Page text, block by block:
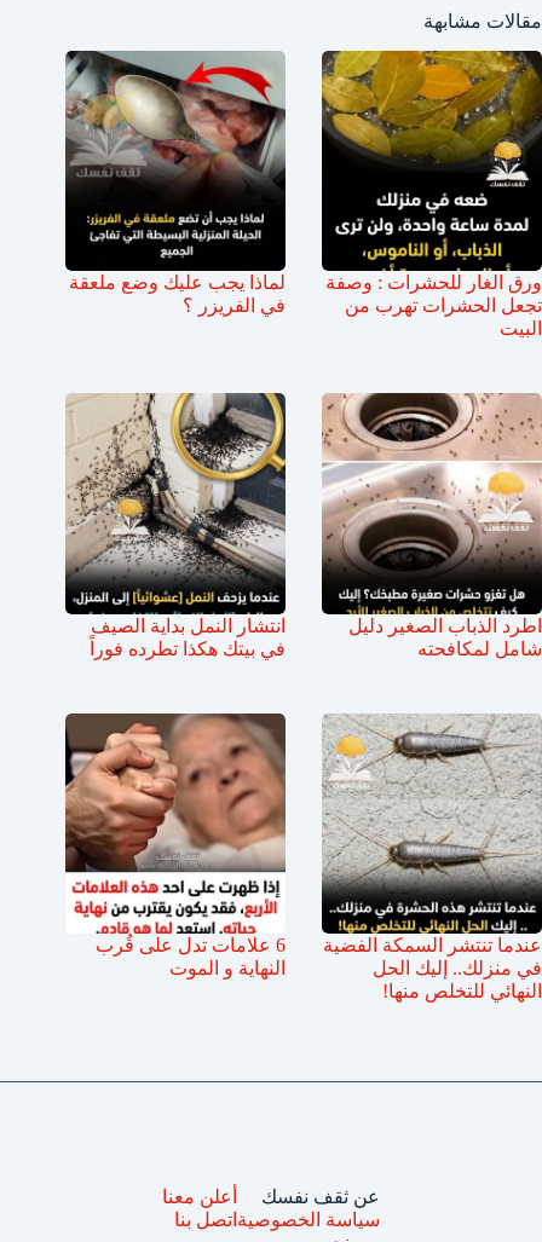
مقالات مشابهة
ورق الغار للحشرات : وصفة
تجعل الحشرات تهرب من
البيت
لماذا يجب عليك وضع ملعقة
في الفريزر ؟
اطرد الذباب الصغير دليل
شامل لمكافحته
انتشار النمل بداية الصيف
في بيتك هكذا تطرده فوراً
عندما تنتشر السمكة الفضية
في منزلك.. إليك الحل
النهائي للتخلص منها!
6 علامات تدل على قُرب
النهاية و الموت
عن ثقف نفسك
سياسة الخصوصية
أعلن معنا
اتصل بنا